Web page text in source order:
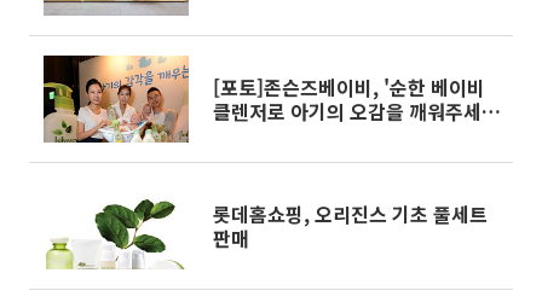
[포토]존슨즈베이비, '순한 베이비
클렌저로 아기의 오감을 깨워주세
롯데홈쇼핑, 오리진스 기초 풀세트
판매